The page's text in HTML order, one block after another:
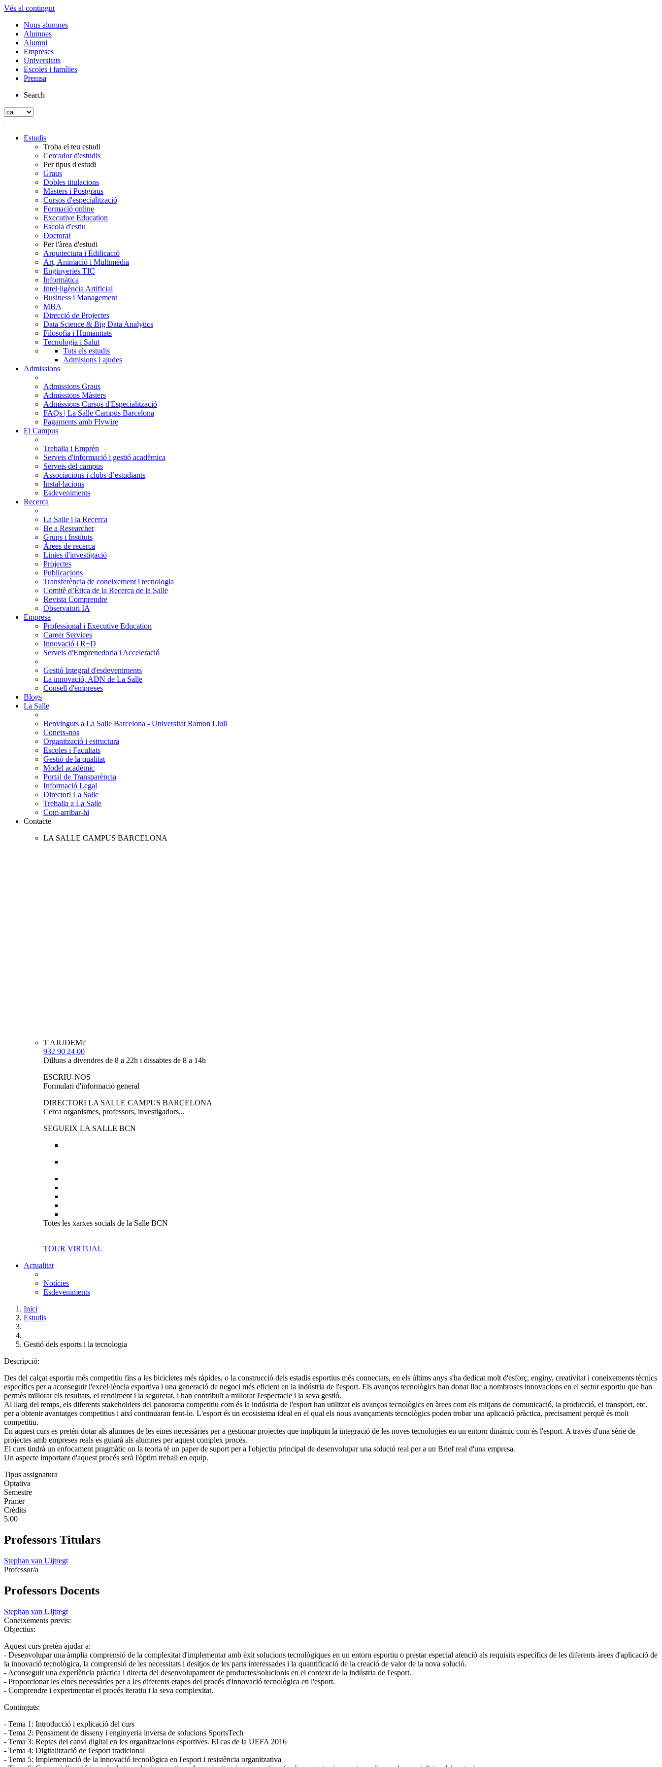
Vés al contingut
Nous alumnes
Alumnes
Alumni
Empreses
Universitats
Escoles i famílies
Premsa
Search
Estudis
Troba el teu estudi
Cercador d'estudis
Per tipus d'estudi
Graus
Dobles titulacions
Màsters i Postgraus
Cursos d'especialització
Formació online
Executive Education
Escola d'estiu
Doctorat
Per l'àrea d'estudi
Arquitectura i Edificació
Art, Animació i Multimèdia
Enginyeries TIC
Informàtica
Intel·ligència Artificial
Business i Management
MBA
Direcció de Projectes
Data Science & Big Data Analytics
Filosofia i Humanitats
Tecnologia i Salut
Tots els estudis
Admisions i ajudes
Admissions
Admissions Graus
Admissions Màsters
Admissions Cursos d'Especialització
FAQs | La Salle Campus Barcelona
Pagaments amb Flywire
El Campus
Treballa i Emprèn
Serveis d'informació i gestió acadèmica
Serveis del campus
Associacions i clubs d’estudiants
Instal·lacions
Esdeveniments
Recerca
La Salle i la Recerca
Be a Researcher
Grups i Instituts
Àrees de recerca
Linies d'investigació
Projectes
Publicacions
Transferència de coneixement i tecnologia
Comitè d’Ètica de la Recerca de la Salle
Revista Comprendre
Observatori IA
Empresa
Professional i Executive Education
Career Services
Innovació i R+D
Serveis d'Emprenedoria i Acceleració
Gestió Integral d'esdeveniments
La innovació, ADN de La Salle
Consell d'empreses
Blogs
La Salle
Benvinguts a La Salle Barcelona - Universitat Ramon Llull
Coneix-nos
Organització i estructura
Escoles i Facultats
Gestió de la qualitat
Model acadèmic
Portal de Transparència
Informació Legal
Directori La Salle
Treballa a La Salle
Com arribar-hi
Contacte
LA SALLE CAMPUS BARCELONA
T'AJUDEM?
932 90 24 00
Dilluns a divendres de 8 a 22h i dissabtes de 8 a 14h
ESCRIU-NOS
Formulari d'informació general
DIRECTORI LA SALLE CAMPUS BARCELONA
Cerca organismes, professors, investigadors...
SEGUEIX LA SALLE BCN
Totes les xarxes socials de la Salle BCN
TOUR VIRTUAL
Actualitat
Notícies
Esdeveniments
Inici
Estudis
Gestió dels esports i la tecnologia
Descripció:
Des del calçat esportiu més competitiu fins a les bicicletes més ràpides, o la construcció dels estadis esportius més connectats, en els últims anys s'ha dedicat molt d'esforç, enginy, creativitat i coneixements tècnics
específics per a aconseguir l'excel·lència esportiva i una generació de negoci més eficient en la indústria de l'esport. Els avanços tecnològics han donat lloc a nombroses innovacions en el sector esportiu que han
permès millorar els resultats, el rendiment i la seguretat, i han contribuït a millorar l'espectacle i la seva gestió.
Al llarg del temps, els diferents stakeholders del panorama competitiu com és la indústria de l'esport han utilitzat els avanços tecnològics en àrees com els mitjans de comunicació, la producció, el transport, etc.
per a obtenir avantatges competitius i així continuaran fent-lo. L'esport és un ecosistema ideal en el qual els nous avançaments tecnològics poden trobar una aplicació pràctica, precisament perquè és molt
competitiu.
En aquest curs es pretén dotar als alumnes de les eines necessàries per a gestionar projectes que impliquin la integració de les noves tecnologies en un entorn dinàmic com és l'esport. A través d'una sèrie de
projectes amb empreses reals es guiarà als alumnes per aquest complex procés.
El curs tindrà un enfocament pragmàtic on la teoria té un paper de suport per a l'objectiu principal de desenvolupar una solució real per a un Brief real d'una empresa.
Un aspecte important d'aquest procés serà l'òptim treball en equip.
Tipus assignatura
Optativa
Semestre
Primer
Crèdits
5.00
Professors Titulars
Stephan van Uijtregt
Professor/a
Professors Docents
Stephan van Uijtregt
Coneixements previs:
Objectius:
Aquest curs pretén ajudar a:
- Desenvolupar una àmplia comprensió de la complexitat d'implementar amb èxit solucions tecnològiques en un entorn esportiu o prestar especial atenció als requisits específics de les diferents àrees d'aplicació de
la innovació tecnològica, la comprensió de les necessitats i desitjos de les parts interessades i la quantificació de la creació de valor de la nova solució.
- Aconseguir una experiència pràctica i directa del desenvolupament de productes/solucionis en el context de la indústria de l'esport.
- Proporcionar les eines necessàries per a les diferents etapes del procés d'innovació tecnològica en l'esport.
- Comprendre i experimentar el procés iteratiu i la seva complexitat.
Continguts:
- Tema 1: Introducció i explicació del curs
- Tema 2: Pensament de disseny i enginyeria inversa de solucions SportsTech
- Tema 3: Reptes del canvi digital en les organitzacions esportives. El cas de la UEFA 2016
- Tema 4: Digitalització de l'esport tradicional
- Tema 5: Implementació de la innovació tecnològica en l'esport i resistència organitzativa